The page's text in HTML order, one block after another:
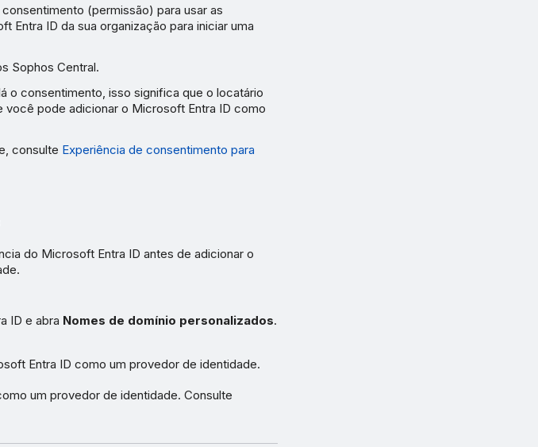
(permissão) para usar as
Entra ID da sua organização para iniciar uma
Sophos Central.
o consentimento, isso significa que o locatário
pode adicionar o Microsoft Entra ID como
consulte Experiência de consentimento para
do Microsoft Entra ID antes de adicionar o
ID e abra Nomes de domínio personalizados.
Entra ID como um provedor de identidade.
um provedor de identidade. Consulte